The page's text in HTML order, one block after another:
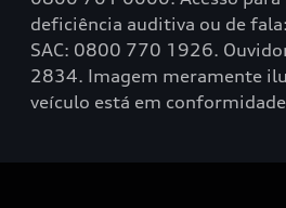
deficiência auditiva ou de
SAC: 0800 770 1926.
2834. Imagem meramente
veículo está em